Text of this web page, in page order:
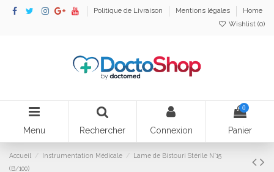
Politique de Livraison Mentions légales
Home
Wishlist (0)
Menu Rechercher Connexion
0
Panier
Accueil Instrumentation Médicale
Lame de Bistouri Stérile N°15
(B/100)